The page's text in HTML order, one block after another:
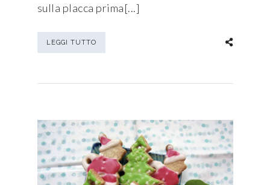
sulla placca prima[...]
LEGGI TUTTO